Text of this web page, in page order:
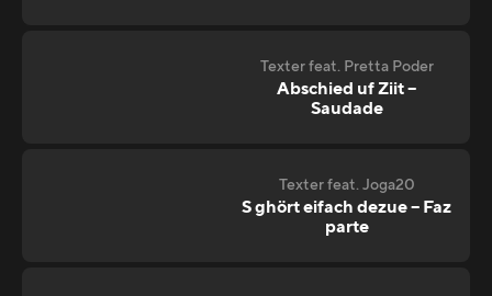
Texter feat. Pretta Poder
Abschied uf Ziit –
Saudade
Texter feat. Joga20
S ghört eifach dezue – Faz
parte